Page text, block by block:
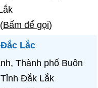
(Bấm để gọi)
Lắc
Thành phố Buôn
Đắk Lắk